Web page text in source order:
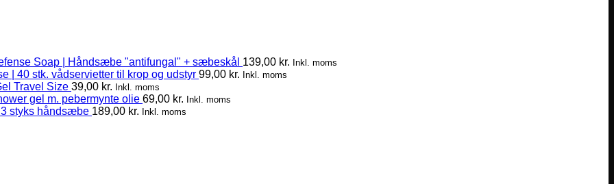
Soap | Håndsæbe "antifungal" + sæbeskål 139,00 kr. Inkl. moms
| 40 stk. vådservietter til krop og udstyr 99,00 kr. Inkl. moms
Travel Size 39,00 kr. Inkl. moms
gel m. pebermynte olie 69,00 kr. Inkl. moms
styks håndsæbe 189,00 kr. Inkl. moms